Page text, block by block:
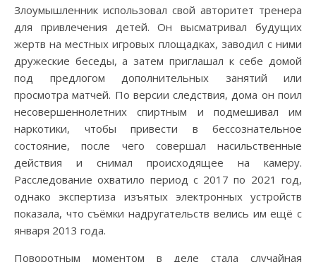
Злоумышленник использовал свой авторитет тренера
для привлечения детей. Он высматривал будущих
жертв на местных игровых площадках, заводил с ними
дружеские беседы, а затем приглашал к себе домой
под предлогом дополнительных занятий или
просмотра матчей. По версии следствия, дома он поил
несовершеннолетних спиртным и подмешивал им
наркотики, чтобы привести в бессознательное
состояние, после чего совершал насильственные
действия и снимал происходящее на камеру.
Расследование охватило период с 2017 по 2021 год,
однако экспертиза изъятых электронных устройств
показала, что съёмки надругательств велись им ещё с
января 2013 года.
Поворотным моментом в деле стала случайная